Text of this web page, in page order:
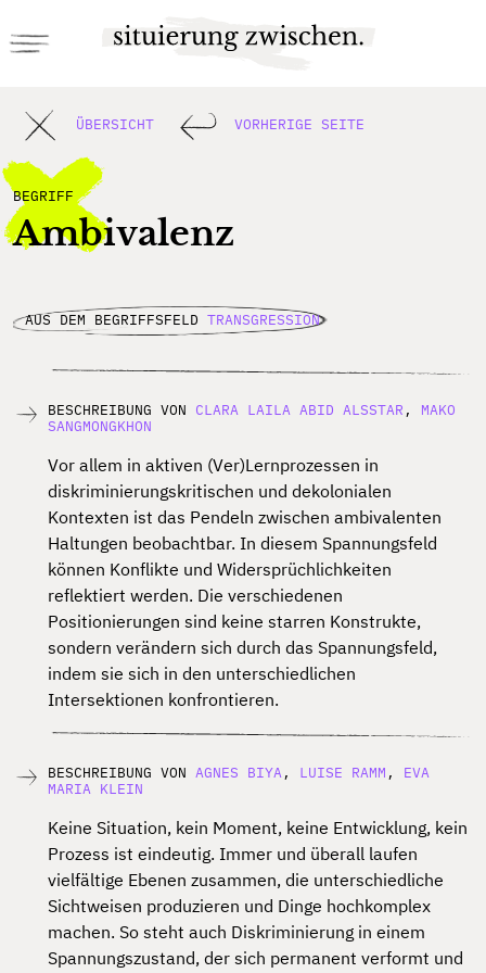
ÜBERSICHT VORHERIGE SEITE
BEGRIFF
Ambivalenz
AUS DEM BEGRIFFSFELD TRANSGRESSION
BESCHREIBUNG VON CLARA LAILA ABID ALSSTAR , MAKO
SANGMONGKHON
Vor allem in aktiven (Ver)Lernprozessen in
diskriminierungskritischen und dekolonialen
Kontexten ist das Pendeln zwischen ambivalenten
Haltungen beobachtbar. In diesem Spannungsfeld
können Konflikte und Widersprüchlichkeiten
reflektiert werden. Die verschiedenen
Positionierungen sind keine starren Konstrukte,
sondern verändern sich durch das Spannungsfeld,
indem sie sich in den unterschiedlichen
Intersektionen konfrontieren.
BESCHREIBUNG VON AGNES BIYA, LUISE RAMM , EVA
MARIA KLEIN
Keine Situation, kein Moment, keine Entwicklung, kein
Prozess ist eindeutig. Immer und überall laufen
vielfältige Ebenen zusammen, die unterschiedliche
Sichtweisen produzieren und Dinge hochkomplex
machen. So steht auch Diskriminierung in einem
Spannungszustand, der sich permanent verformt und